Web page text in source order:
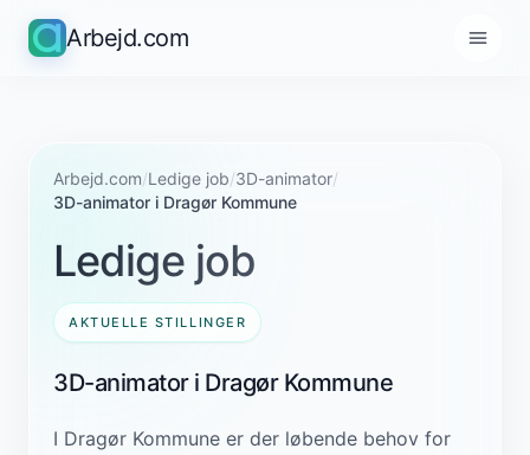
Arbejd.com
Arbejd.com/Ledige job/3D-animator/
3D-animator i Dragør Kommune
Ledige job
AKTUELLE STILLINGER
3D-animator i Dragør Kommune
I Dragør Kommune er der løbende behov for